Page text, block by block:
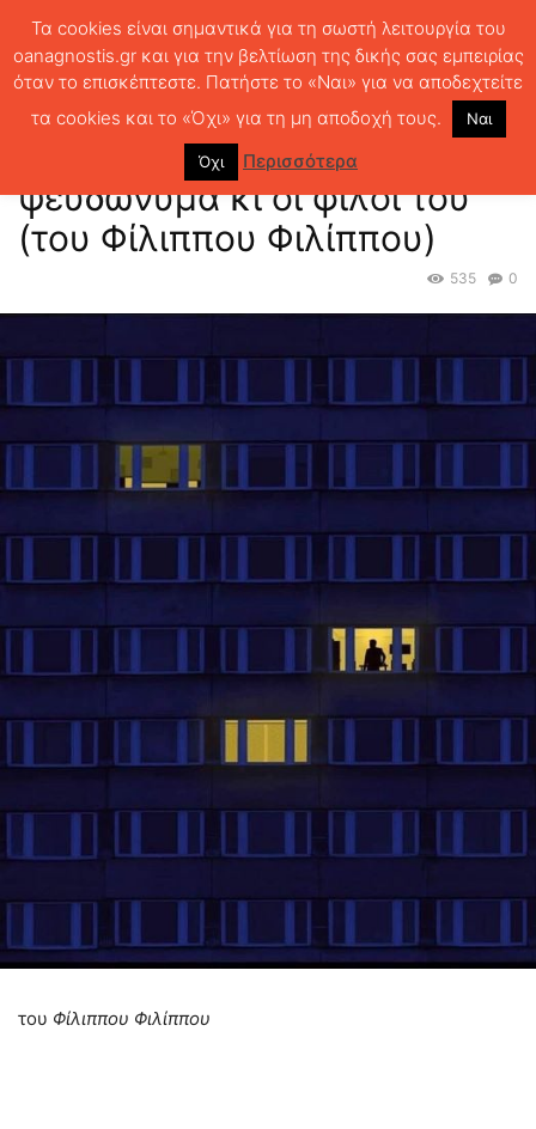
ΚΡΙΤΙΚΕΣ
Ο συγγραφέας, τα
ψευδώνυμα κι οι φίλοι του (του Φίλιππου...
Ο συγγραφέας, τα
ψευδώνυμα κι οι φίλοι του
(του Φίλιππου Φιλίππου)
0
535
του Φίλιππου Φιλίππου
Τα cookies είναι σημαντικά για τη σωστή λειτουργία του
oanagnostis.gr και για την βελτίωση της δικής σας εμπειρίας
όταν το επισκέπτεστε. Πατήστε το «Ναι» για να αποδεχτείτε
τα cookies και το «Όχι» για τη μη αποδοχή τους.
Ναι
Όχι Περισσότερα